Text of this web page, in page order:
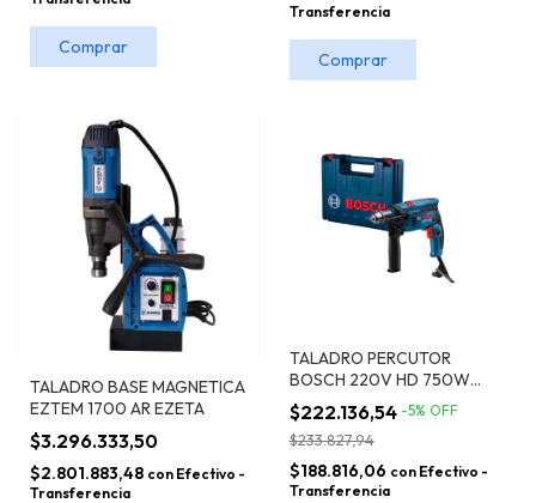
Transferencia
TALADRO BASE MAGNETICA
EZTEM 1700 AR EZETA
$3.296.333,50
$2.801.883,48 con Efectivo -
Transferencia
TALADRO PERCUTOR
BOSCH 220V HD 750W
GSB 13 RE + MALETÍN
$222.136,54 -5% OFF
$233.827,94
$188.816,06 con Efectivo -
Transferencia